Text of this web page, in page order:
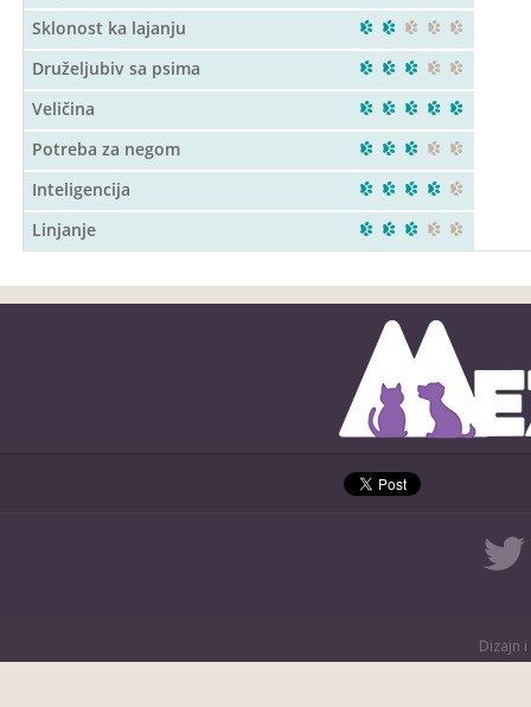
Sklonost ka lajanju
Druželjubiv sa psima
Veličina
Potreba za negom
Inteligencija
Linjanje
Dizajn